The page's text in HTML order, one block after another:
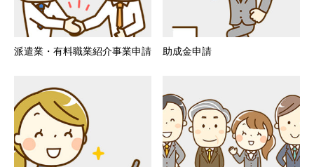
派遣業・有料職業紹介事業申請 助成金申請